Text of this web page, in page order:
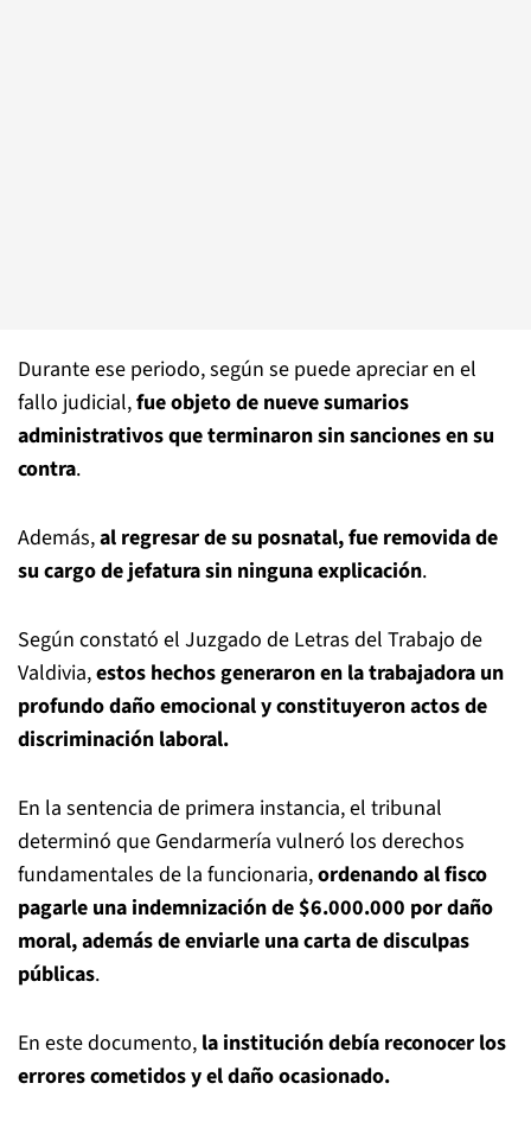
Durante ese periodo, según se puede apreciar en el
fallo judicial,fue objeto de nueve sumarios
administrativos que terminaron sin sanciones en su
contra.
Además,al regresar de su posnatal, fue removida de
su cargo de jefatura sin ninguna explicación.
Según constató el Juzgado de Letras del Trabajo de
Valdivia,estos hechos generaron en la trabajadora un
profundo daño emocional y constituyeron actos de
discriminación laboral.
En la sentencia de primera instancia, el tribunal
determinó que Gendarmería vulneró los derechos
fundamentales de la funcionaria,ordenando al fisco
pagarle una indemnización de $6.000.000 por daño
moral, además de enviarle una carta de disculpas
públicas.
En este documento, la institución debía reconocer los
errores cometidos y el daño ocasionado.